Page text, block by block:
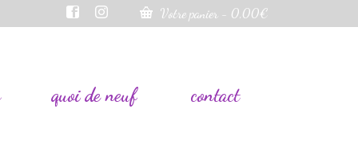
Votre panier - 0,00€
quoi de neuf contact